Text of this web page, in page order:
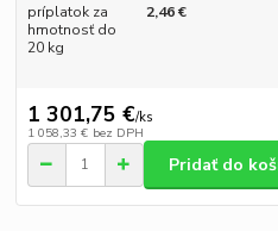
príplatok za
hmotnosť do
20 kg
2,46 €
1 301,75 €/ks
1 058,33 € bez DPH
Pridať do